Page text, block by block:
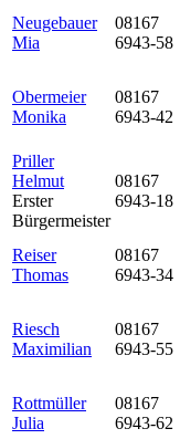
Neugebauer
Mia
08167
6943-58
Obermeier
Monika
08167
6943-42
Priller
Helmut
Erster
Bürgermeister
08167
6943-18
Reiser
Thomas
08167
6943-34
Riesch
Maximilian
08167
6943-55
Rottmüller
Julia
08167
6943-62